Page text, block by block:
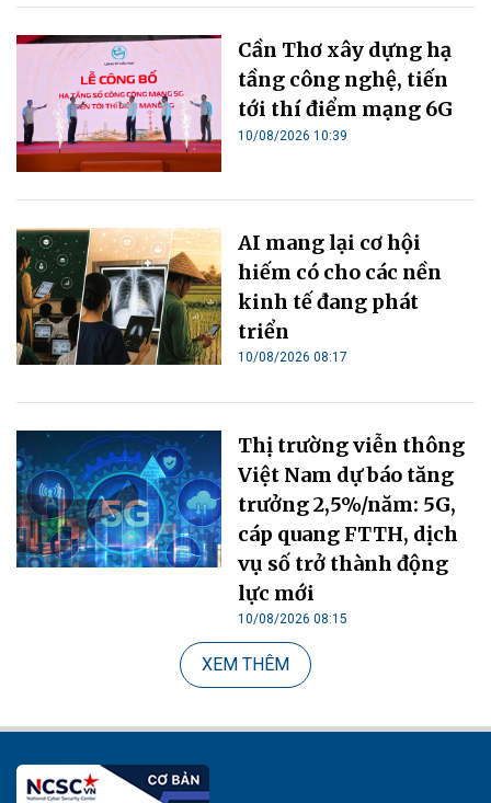
Cần Thơ xây dựng hạ
tầng công nghệ, tiến
tới thí điểm mạng 6G
10/08/2026 10:39
AI mang lại cơ hội
hiếm có cho các nền
kinh tế đang phát
triển
10/08/2026 08:17
Thị trường viễn thông
Việt Nam dự báo tăng
trưởng 2,5%/năm: 5G,
cáp quang FTTH, dịch
vụ số trở thành động
lực mới
10/08/2026 08:15
XEM THÊM